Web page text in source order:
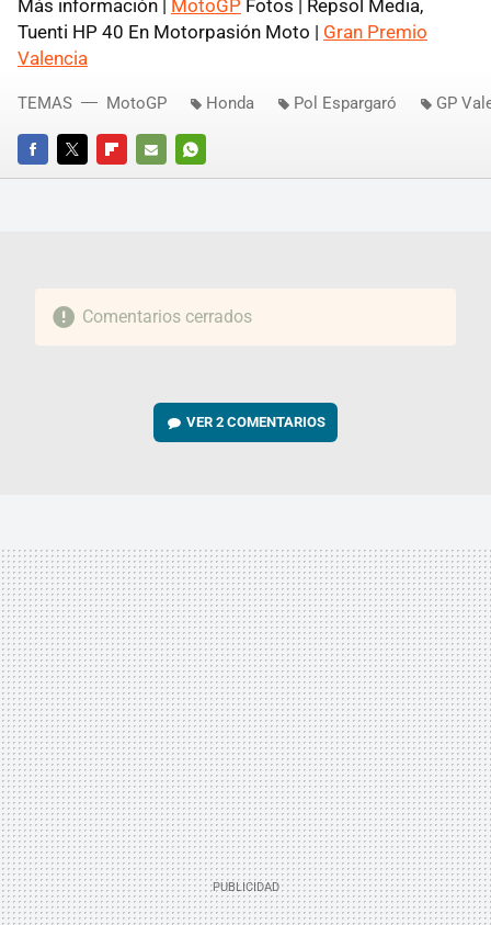
Más información | MotoGP Fotos | Repsol Media,
Tuenti HP 40 En Motorpasión Moto | Gran Premio
Valencia
FACEBOOKTWITTERFLIPBOARD
E-
WHATSAPP
TEMAS MotoGP Honda Pol Espargaró GP
Comentarios cerrados
VER2 COMENTARIOS